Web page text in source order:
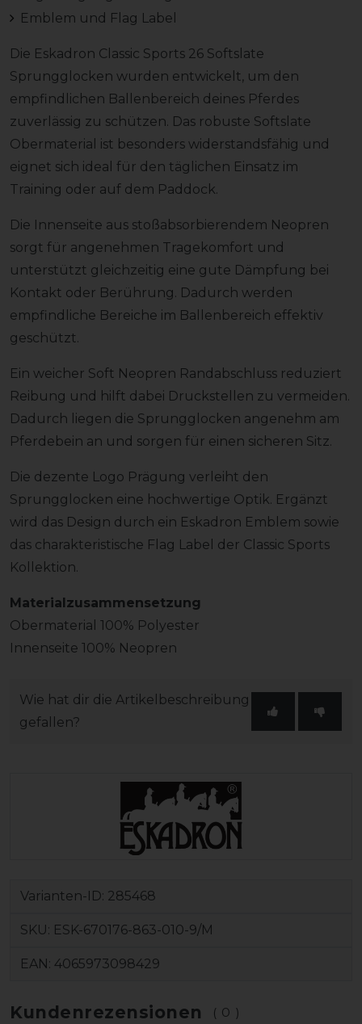
Emblem und Flag Label
Die Eskadron Classic Sports 26 Softslate
Sprungglocken wurden entwickelt, um den
empfindlichen Ballenbereich deines Pferdes
zuverlässig zu schützen. Das robuste Softslate
Obermaterial ist besonders widerstandsfähig und
eignet sich ideal für den täglichen Einsatz im
Training oder auf dem Paddock.
Die Innenseite aus stoßabsorbierendem Neopren
sorgt für angenehmen Tragekomfort und
unterstützt gleichzeitig eine gute Dämpfung bei
Kontakt oder Berührung. Dadurch werden
empfindliche Bereiche im Ballenbereich effektiv
geschützt.
Ein weicher Soft Neopren Randabschluss reduziert
Reibung und hilft dabei Druckstellen zu vermeiden.
Dadurch liegen die Sprungglocken angenehm am
Pferdebein an und sorgen für einen sicheren Sitz.
Die dezente Logo Prägung verleiht den
Sprungglocken eine hochwertige Optik. Ergänzt
wird das Design durch ein Eskadron Emblem sowie
das charakteristische Flag Label der Classic Sports
Kollektion.
Materialzusammensetzung
Obermaterial 100% Polyester
Innenseite 100% Neopren
Wie hat dir die Artikelbeschreibung
gefallen?
Varianten-ID: 285468
SKU: ESK-670176-863-010-9/M
EAN: 4065973098429
Kundenrezensionen (0)